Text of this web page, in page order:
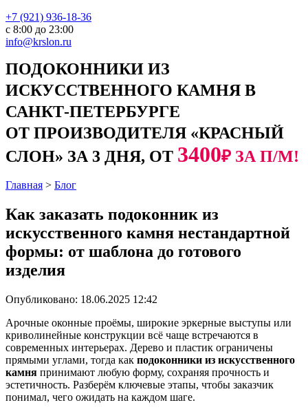
+7 (921) 936-18-36
с 8:00 до 23:00
info@krslon.ru
ПОДОКОННИКИ ИЗ
ИСКУССТВЕННОГО КАМНЯ В
САНКТ-ПЕТЕРБУРГЕ
ОТ ПРОИЗВОДИТЕЛЯ «КРАСНЫЙ
СЛОН» ЗА 3 ДНЯ, ОТ 3400₽ ЗА П/М!
Главная > Блог
Как заказать подоконник из
искусственного камня нестандартной
формы: от шаблона до готового
изделия
Опубликовано: 18.06.2025 12:42
Арочные оконные проёмы, широкие эркерные выступы или
криволинейные конструкции всё чаще встречаются в
современных интерьерах. Дерево и пластик ограничены
прямыми углами, тогда как подоконники из искусственного
камня принимают любую форму, сохраняя прочность и
эстетичность. Разберём ключевые этапы, чтобы заказчик
понимал, чего ожидать на каждом шаге.